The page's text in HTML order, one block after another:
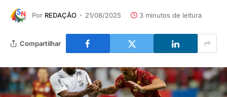
Por REDAÇÃO 21/08/2025 3 minutos de leitura
Compartilhar